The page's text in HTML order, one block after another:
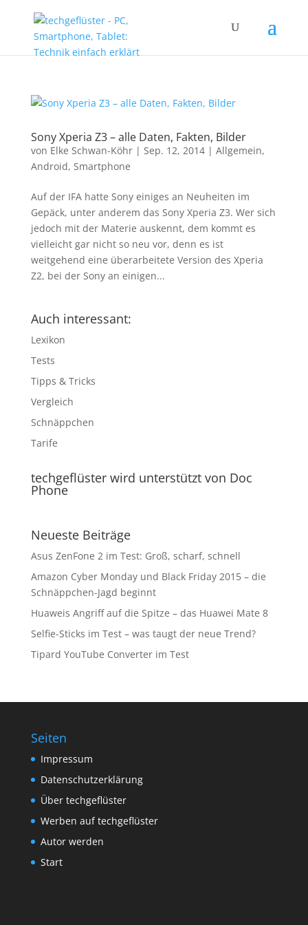
Sony Xperia Z3 – alle Daten, Fakten, Bilder
von Elke Schwan-Köhr| Sep. 12, 2014| Allgemein,
Android, Smartphone
Auf der IFA hatte Sony einiges an Neuheiten im
Gepäck, unter anderem das Sony Xperia Z3. Wer sich
jedoch mit der Materie auskennt, dem kommt es
vielleicht gar nicht so neu vor, denn es ist
weitgehend eine überarbeitete Version des Xperia
Z2, bei der Sony an einigen...
Auch interessant:
Lexikon
Tests
Tipps & Tricks
Vergleich
Schnäppchen
Tarife
techgeflüster wird unterstützt von Doc
Phone
Neueste Beiträge
Asus ZenFone 2 im Test: Groß, scharf, schnell
Amazon Cyber Monday und Black Friday 2015 – die
Schnäppchen-Jagd beginnt
Huaweis Angriff auf die Spitze – das Huawei Mate 8
Selfie-Sticks im Test – was taugt der neue Trend?
Tipard YouTube Converter im Test
Seiten
Impressum
Datenschutzerklärung
Über techgeflüster
Werben auf techgeflüster
Autor werden
Start